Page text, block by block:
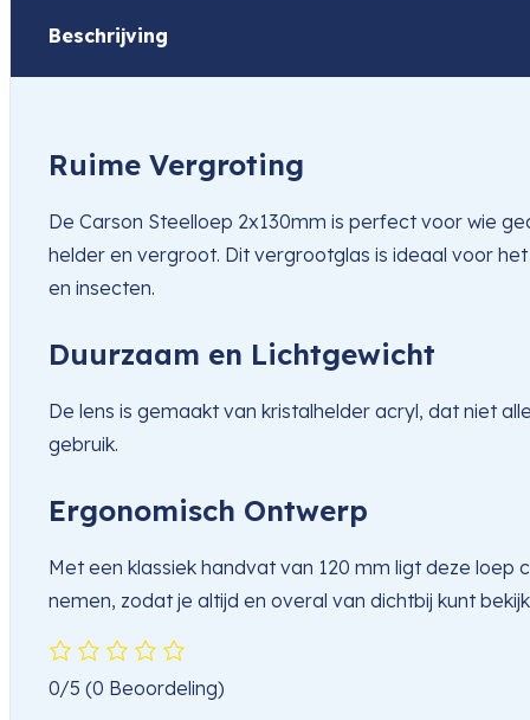
Beschrijving
Ruime Vergroting
De Carson Steelloep 2x130mm is perfect voor wie
helder en vergroot. Dit vergrootglas is ideaal voor
en insecten.
Duurzaam en Lichtgewicht
De lens is gemaakt van kristalhelder acryl, dat niet
gebruik.
Ergonomisch Ontwerp
Met een klassiek handvat van 120 mm ligt deze
nemen, zodat je altijd en overal van dichtbij kunt
0/5 (0 Beoordeling)